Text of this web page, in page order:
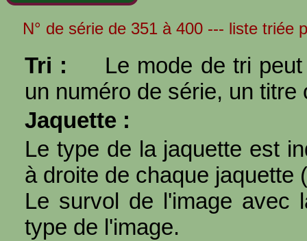
N° de série de 351 à 400 --- liste triée
Tri :
Le mode de tri
un numéro de série, un titre
Jaquette :
Le type de la jaquette est
à droite de chaque jaquette (
Le survol de l'image avec
type de l'image.